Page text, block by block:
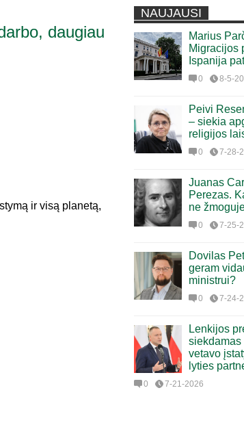
daugiau
ir visą planetą,
NAUJAUSI
Marius
Migracijos
Ispanija
0 8-5-
Peivi
– siekia
religijos
0 7-28-
Juanas
Perezas.
ne
0 7-25-
Dovilas
geram
ministrui?
0 7-24-
Lenkijos
siekdamas
vetavo
lyties
0 7-21-2026